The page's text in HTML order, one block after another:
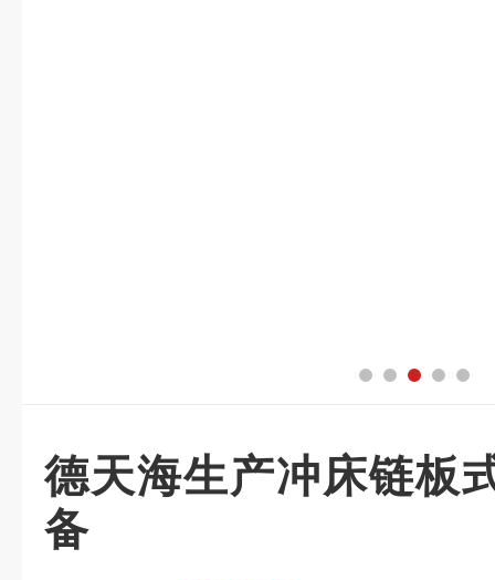
德天海生产冲床链板
备